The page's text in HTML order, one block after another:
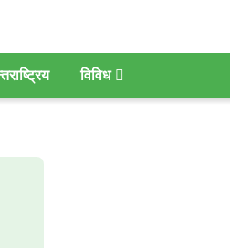
विविध